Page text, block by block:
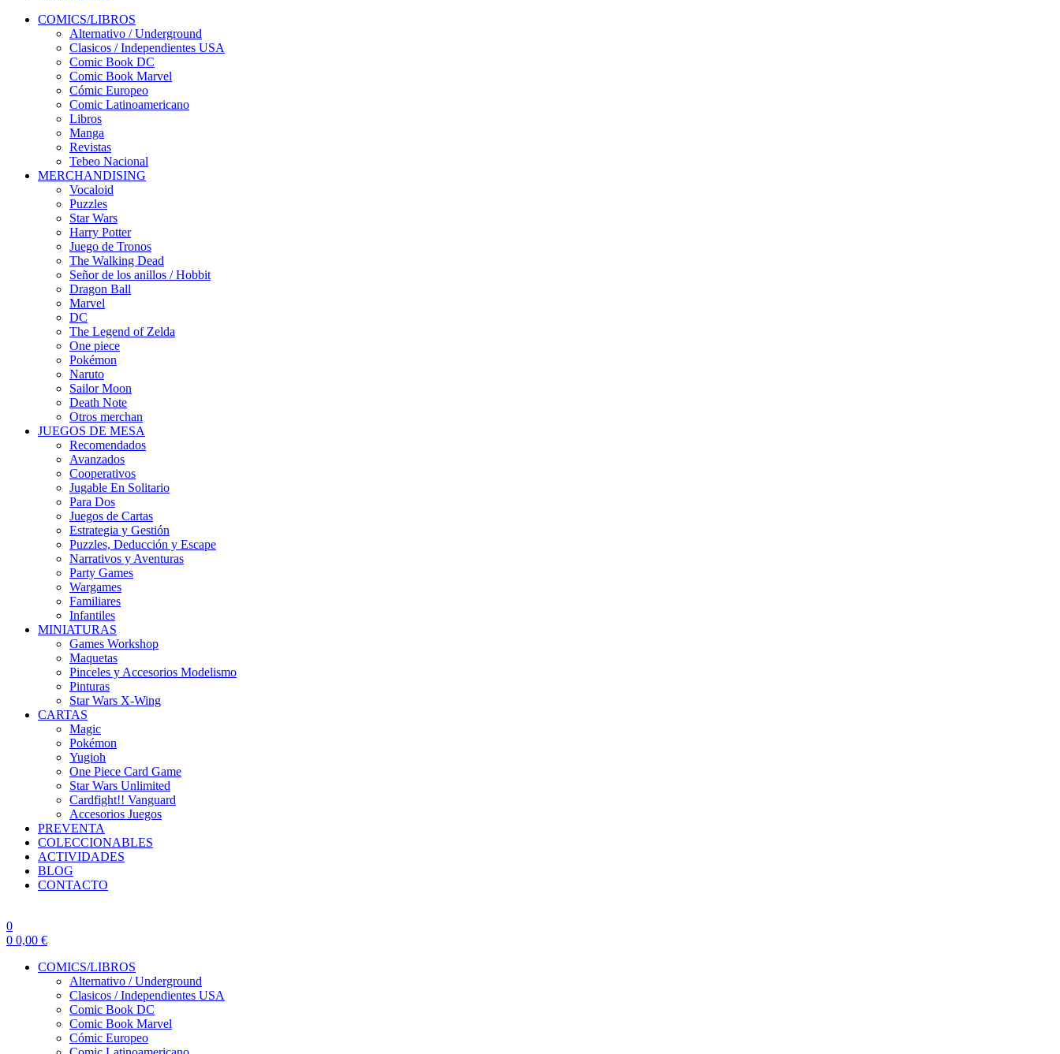
COMICS/LIBROS
Alternativo / Underground
Clasicos / Independientes USA
Comic Book DC
Comic Book Marvel
Cómic Europeo
Comic Latinoamericano
Libros
Manga
Revistas
Tebeo Nacional
MERCHANDISING
Vocaloid
Puzzles
Star Wars
Harry Potter
Juego de Tronos
The Walking Dead
Señor de los anillos / Hobbit
Dragon Ball
Marvel
DC
The Legend of Zelda
One piece
Pokémon
Naruto
Sailor Moon
Death Note
Otros merchan
JUEGOS DE MESA
Recomendados
Avanzados
Cooperativos
Jugable En Solitario
Para Dos
Juegos de Cartas
Estrategia y Gestión
Puzzles, Deducción y Escape
Narrativos y Aventuras
Party Games
Wargames
Familiares
Infantiles
MINIATURAS
Games Workshop
Maquetas
Pinceles y Accesorios Modelismo
Pinturas
Star Wars X-Wing
CARTAS
Magic
Pokémon
Yugioh
One Piece Card Game
Star Wars Unlimited
Cardfight!! Vanguard
Accesorios Juegos
PREVENTA
COLECCIONABLES
ACTIVIDADES
BLOG
CONTACTO
0
0 0,00 €
COMICS/LIBROS
Alternativo / Underground
Clasicos / Independientes USA
Comic Book DC
Comic Book Marvel
Cómic Europeo